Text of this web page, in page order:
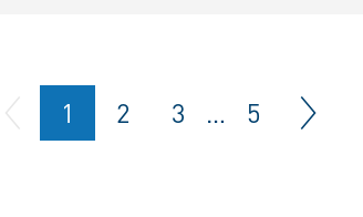
1 2 3 … 5